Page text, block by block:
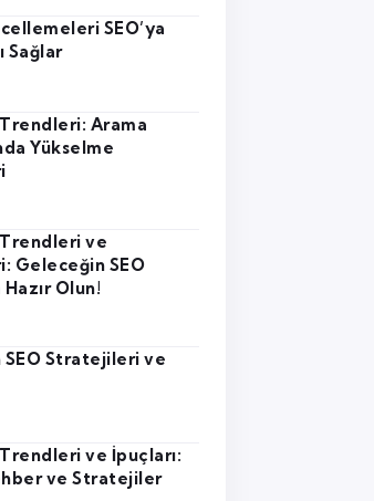
SEO’ya
Sağlar
Arama
Yükselme
Trendleri ve
Geleceğin SEO
Hazır Olun!
SEO Stratejileri ve
ve İpuçları:
ve Stratejiler